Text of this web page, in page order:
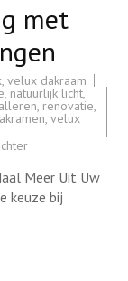
met
velux dakraam
, natuurlijk licht,
, renovatie,
, velux
op
uw
Woning
met
Velux
Meer Uit Uw
keuze bij